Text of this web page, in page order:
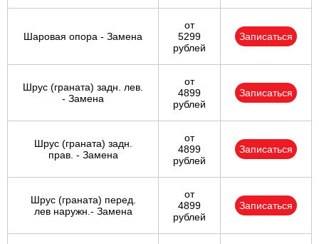
Шаровая опора - Замена
от
5299
рублей
Записаться
Шрус (граната) задн. лев.
- Замена
от
4899
рублей
Записаться
Шрус (граната) задн.
прав. - Замена
от
4899
рублей
Записаться
Шрус (граната) перед.
лев наружн.- Замена
от
4899
рублей
Записаться